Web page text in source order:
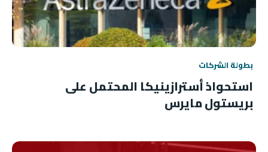
بطولة الشركات
استحواذ أسترازينيكا المحتمل على
بريستول مايرس